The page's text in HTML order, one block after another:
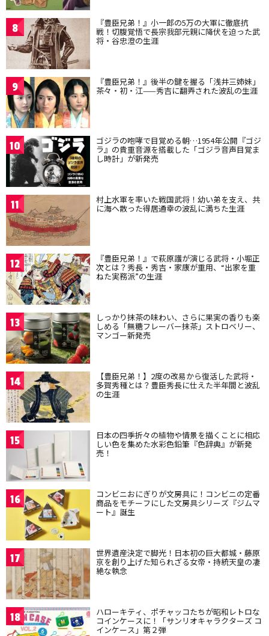
8 『豊臣兄弟！』小一郎の5万の大軍に徹底抗
戦！切腹覚悟で長宗我部元親に降伏を迫った武
将・谷忠澄の生涯
9 『豊臣兄弟！』後半の鍵を握る「浅井三姉妹」
茶々・初・江——秀吉に翻弄された波乱の生涯
10 ゴジラの咆哮で目覚める朝…1954年公開『ゴジ
ラ』の貴重音源を搭載した「ゴジラ音声目覚ま
し時計」が新発売
11 村上水軍を率いた戦国武将！幼い弟を支え、共
に海へ散った得居通幸の波乱に満ちた生涯
12 『豊臣兄弟！』で萩原護が演じる武将・小堀正
次とは？秀長・秀吉・家康が重用、“出家を重
ねた実務派”の生涯
13 しっかり抹茶の味わい、さらに果実の香りも楽
しめる「無糖フレーバー抹茶」ストロベリー、
マンゴー新発売
14 【豊臣兄弟！】2度の改易から復活した武将・
多賀秀種とは？豊臣秀長に仕えた半年間と波乱
の生涯
15 日本の四季折々の植物や情景を描くことに相応
しい色を集めた水彩色鉛筆『色辞典』が新発
売！
16 コンビニおにぎりが文房具に！コンビニの定番
商品をモチーフにした文房具シリーズ『ジムマ
ート』誕生
17 世界遺産決定で脚光！日本初の巨大都城・藤原
京を創り上げた知られざる女帝・持統天皇の凄
絶な執念
18 ハローキティ、ポチャッコたちが昭和レトロな
コインケースに！「サンリオキャラクターズ コ
インケース」第２弾